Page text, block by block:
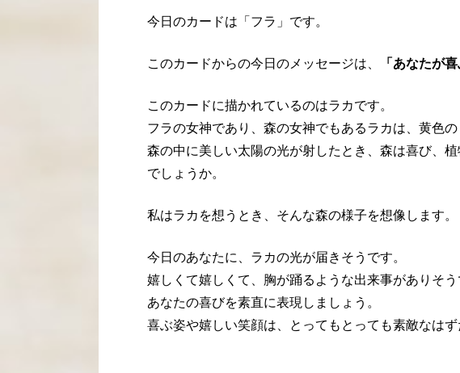
今日のカードは「フラ」です。
このカードからの今日のメッセージは、 「あなたが
このカードに描かれているのはラカです。
フラの女神であり、森の女神でもあるラカは、黄色
森の中に美しい太陽の光が射したとき、森は喜び、
でしょうか。
私はラカを想うとき、そんな森の様子を想像します。
今日のあなたに、ラカの光が届きそうです。
嬉しくて嬉しくて、胸が踊るような出来事がありそう
あなたの喜びを素直に表現しましょう。
喜ぶ姿や嬉しい笑顔は、とってもとっても素敵なはず